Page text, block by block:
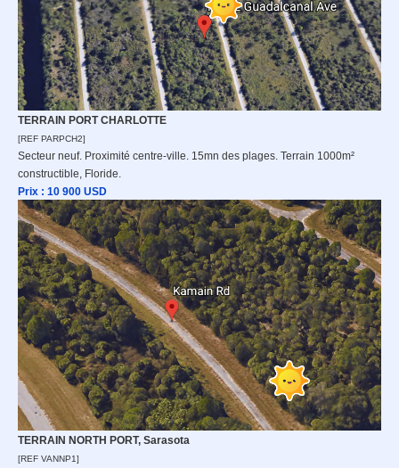
TERRAIN PORT CHARLOTTE
[REF PARPCH2]
Secteur neuf. Proximité centre-ville. 15mn des plages. Terrain 1000m²
constructible, Floride.
Prix : 10 900 USD
TERRAIN NORTH PORT, Sarasota
[REF VANNP1]